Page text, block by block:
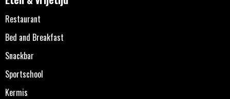
Restaurant
Bed and Breakfast
Snackbar
Sportschool
Kermis